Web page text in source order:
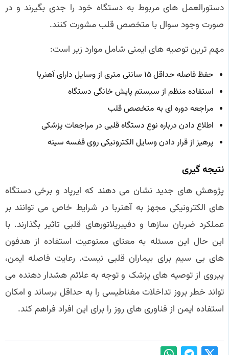
دستورالعمل های مربوط به دستگاه خود را جدی بگیرند و در
صورت وجود سوال با متخصص قلب مشورت کنند.
مهم ترین توصیه های ایمنی شامل موارد زیر است:
حفظ فاصله حداقل ۱۵ سانتی متری از وسایل دارای آهنربا
استفاده منظم از سیستم پایش خانگی دستگاه
مراجعه دوره ای به متخصص قلب
اطلاع دادن درباره نوع دستگاه قلبی در مراجعات پزشکی
پرهیز از قرار دادن وسایل الکترونیکی روی قفسه سینه
نتیجه گیری
پژوهش های جدید نشان می دهند که ایرپاد و برخی دستگاه
های الکترونیکی مجهز به آهنربا در شرایط خاص می توانند بر
عملکرد ضربان سازها و دفیبریلاتورهای قلبی تاثیر بگذارند. با
این حال این مسئله به معنای ممنوعیت استفاده از هدفون
های بی سیم برای بیماران قلبی نیست. رعایت فاصله ایمن،
پیروی از توصیه های پزشک و توجه به علائم هشدار دهنده می
تواند خطر بروز تداخلات مغناطیسی را به حداقل برساند و امکان
استفاده ایمن از فناوری های روز را برای این افراد فراهم کند.